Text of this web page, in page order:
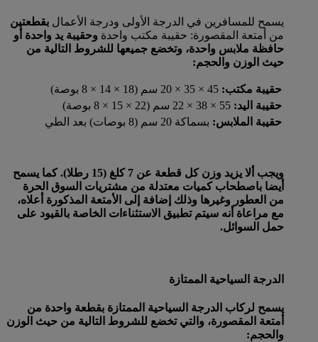
يسمح للمسافرين في الدرجة الأولى ودرجة الأعمال بقطعتين
من أمتعة المقصورة: حقيبة مكتب واحدة وحقيبة يد واحدة أو
حافظة ملابس واحدة، وتخضع جميعها للشروط التالية من
حيث الوزن والحجم:
حقيبة مكتب:
حقيبة اليد:
حقيبة الملابس: بسماكة 20 سم (8 بوصات) بعد الطي
ويجب ألا يزيد وزن كل قطعة عن 7 كلغ (15 رطلا). كما يسمح
أيضا باصطحاب كميات معتدلة من مشتريات السوق الحرة
من العطور وغيرها وذلك إضافة إلى الأمتعة المذكورة أعلاه،
مع مراعاة أنه سيتم تطبيق الاستثناءات الخاصة بالقيود على
حمل السوائل.
الدرجة السياحية الممتازة
يسمح لركاب الدرجة السياحية الممتازة بقطعة واحدة من
أمتعة المقصورة، والتي تخضع للشروط التالية من حيث الوزن
والحجم: